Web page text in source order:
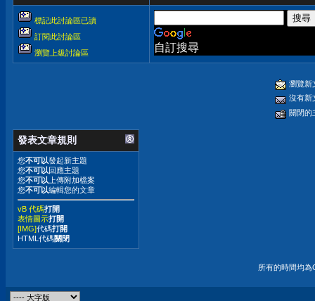
標記此討論區已讀
訂閱此討論區
瀏覽上級討論區
自訂搜尋
瀏覽新
沒有新
關閉的
發表文章規則
您不可以發起新主題
您不可以回應主題
您不可以 上傳附加檔案
您不可以編輯您的文章
vB 代碼打開
表情圖示打開
[IMG]代碼打開
HTML代碼關閉
所有的時間均為